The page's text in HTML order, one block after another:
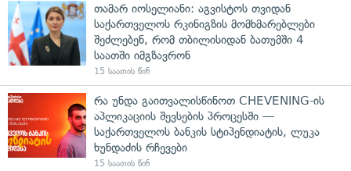
თამარ იოსელიანი: აგვისტოს თვიდან
საქართველოს რკინიგზის მომხმარებლები
შეძლებენ, რომ თბილისიდან ბათუმში 4
საათში იმგზავრონ
15 საათის წინ
რა უნდა გაითვალისწინოთ CHEVENING-ის
აპლიკაციის შევსების პროცესში —
საქართველოს ბანკის სტიპენდიატის, ლუკა
ხუნდაძის რჩევები
15 საათის წინ